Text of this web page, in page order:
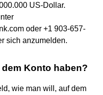
US-Dollar.
oder +1 903-657-
sich anzumelden.
Konto haben?
wie man will, auf dem